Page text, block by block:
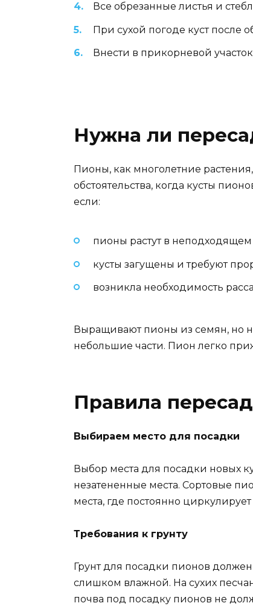
Все обрезанные листья и
При сухой погоде куст после
Внести в прикорневой
Нужна ли
Пионы, как многолетние
обстоятельства, когда кусты
если:
пионы растут в
кусты загущены и требуют
возникла необходимость
Выращивают пионы из семян, но
небольшие части. Пион легко
Правила
Выбираем место для посадки
Выбор места для посадки новых
незатененные места. Сортовые
места, где постоянно
Требования к грунту
Грунт для посадки пионов
слишком влажной. На сухих
почва под посадку пионов не